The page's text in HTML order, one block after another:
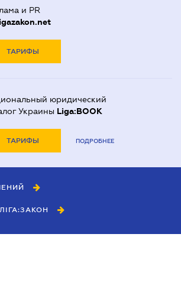
и PR
ТАРИФЫ
юридический
Украины Liga:BOOK
ТАРИФЫ ПОДРОБНЕЕ